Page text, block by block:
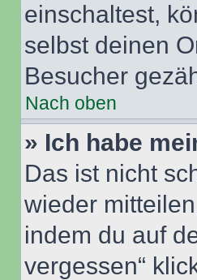
einschaltest,
selbst deinen
Besucher
Nach oben
» Ich habe
Das ist nicht
wieder
indem du auf
vergessen“